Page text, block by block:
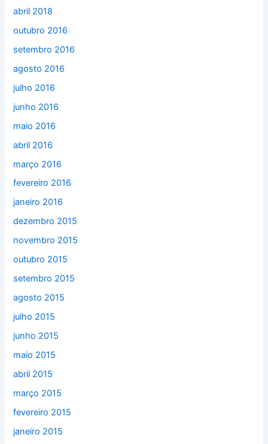
abril 2018
outubro 2016
setembro 2016
agosto 2016
julho 2016
junho 2016
maio 2016
abril 2016
março 2016
fevereiro 2016
janeiro 2016
dezembro 2015
novembro 2015
outubro 2015
setembro 2015
agosto 2015
julho 2015
junho 2015
maio 2015
abril 2015
março 2015
fevereiro 2015
janeiro 2015